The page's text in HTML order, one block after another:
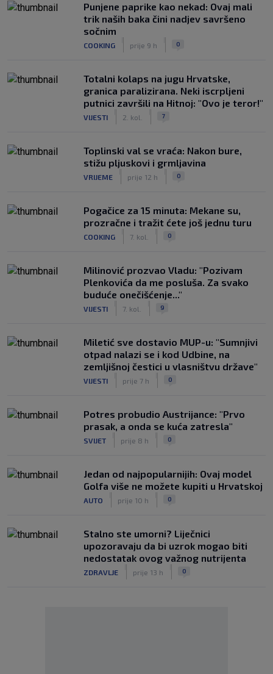
Punjene paprike kao nekad: Ovaj mali
trik naših baka čini nadjev savršeno
sočnim
COOKING prije 9 h 0
Totalni kolaps na jugu Hrvatske,
granica paralizirana. Neki iscrpljeni
putnici završili na Hitnoj: "Ovo je teror!"
VIJESTI 2. kol. 7
Toplinski val se vraća: Nakon bure,
stižu pljuskovi i grmljavina
VRIJEME prije 12 h 0
Pogačice za 15 minuta: Mekane su,
prozračne i tražit ćete još jednu turu
COOKING 7. kol. 0
Milinović prozvao Vladu: "Pozivam
Plenkovića da me posluša. Za svako
buduće onečišćenje..."
VIJESTI 7. kol. 9
Miletić sve dostavio MUP-u: "Sumnjivi
otpad nalazi se i kod Udbine, na
zemljišnoj čestici u vlasništvu države"
VIJESTI prije 7 h 0
Potres probudio Austrijance: "Prvo
prasak, a onda se kuća zatresla"
SVIJET prije 8 h 0
Jedan od najpopularnijih: Ovaj model
Golfa više ne možete kupiti u Hrvatskoj
AUTO prije 10 h 0
Stalno ste umorni? Liječnici
upozoravaju da bi uzrok mogao biti
nedostatak ovog važnog nutrijenta
ZDRAVLJE prije 13 h 0